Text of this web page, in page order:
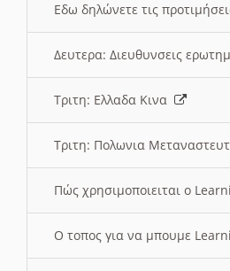
Εδω δηλώνετε τις
Δευτερα: Διευθυνσεις
Τριτη: Ελλαδα Κινα
Τριτη: Πολωνια
Πώς χρησιμοποιειται ο
O τοπος για να μπουμε